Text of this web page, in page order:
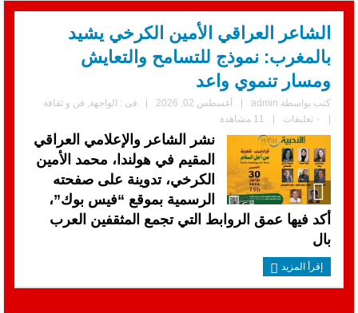
الشاعر العراقي الأمين الكرخي يشيد
بالمغرب: نموذج للتسامح والتعايش
ومسار تنموي واعد
كتب بواسطة admin أغسطس 02, 2026 فى : الواجهة, فن و ثقافة
٠ تعليقات 11 مشاهدة
نشر الشاعر والإعلامي العراقي
المقيم في هولندا، محمد الأمين
الكرخي، تدوينة على صفحته
الرسمية بموقع “فيس بوك”،
أكد فيها عمق الروابط التي تجمع المثقفين العرب
بال
إقرأ المزيد